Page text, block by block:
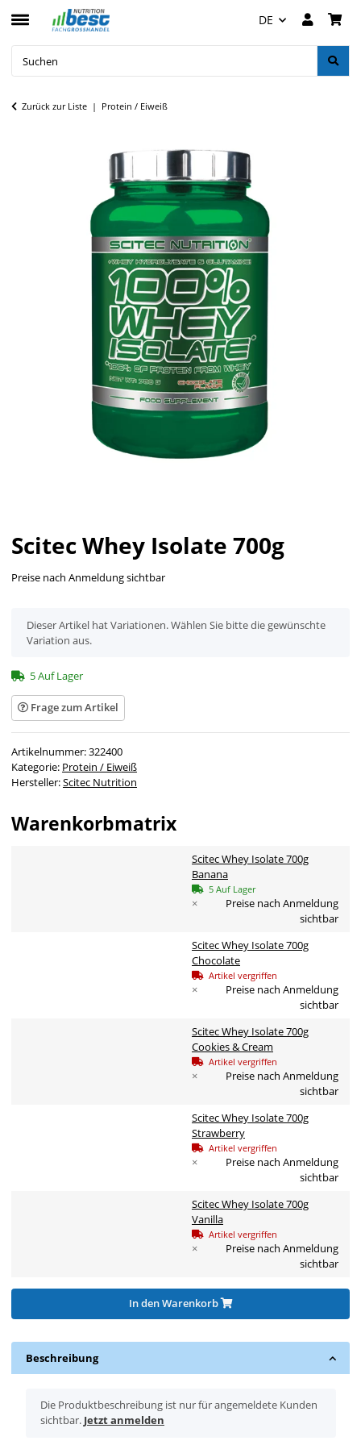
DE
Zurück zur Liste Protein / Eiweiß
Scitec Whey Isolate 700g
Preise nach Anmeldung sichtbar
x
Dieser Artikel hat Variationen. Wählen Sie bitte die gewünschte
Variation aus.
5 Auf Lager
Frage zum Artikel
Artikelnummer:322400
Kategorie: Protein / Eiweiß
Hersteller:Scitec Nutrition
Warenkorbmatrix
Scitec Whey Isolate 700g
Banana
5 Auf Lager
×
Preise nach Anmeldung
sichtbar
Scitec Whey Isolate 700g
Chocolate
Artikel vergriffen
×
Preise nach Anmeldung
sichtbar
Scitec Whey Isolate 700g
Cookies & Cream
Artikel vergriffen
×
Preise nach Anmeldung
sichtbar
Scitec Whey Isolate 700g
Strawberry
Artikel vergriffen
×
Preise nach Anmeldung
sichtbar
Scitec Whey Isolate 700g
Vanilla
Artikel vergriffen
×
Preise nach Anmeldung
sichtbar
In den Warenkorb
Beschreibung
x
Die Produktbeschreibung ist nur für angemeldete Kunden
sichtbar. Jetzt anmelden